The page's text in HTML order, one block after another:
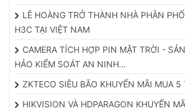
LÊ HOÀNG TRỞ THÀNH NHÀ PHÂN
H3C TẠI VIỆT NAM
CAMERA TÍCH HỢP PIN MẶT TRỜI -
HẢO KIỂM SOÁT AN NINH…
ZKTECO SIÊU BÃO KHUYẾN MÃI MUA 5
HIKVISION VÀ HDPARAGON KHUYẾN